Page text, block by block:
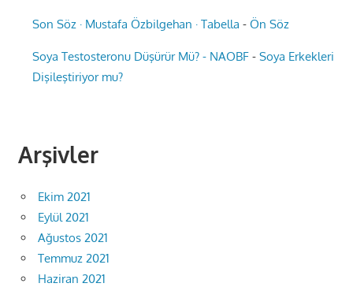
Son Söz · Mustafa Özbilgehan · Tabella -Ön Söz
Soya Testosteronu Düşürür Mü? - NAOBF -Soya Erkekleri
Dişileştiriyor mu?
Arşivler
Ekim 2021
Eylül 2021
Ağustos 2021
Temmuz 2021
Haziran 2021